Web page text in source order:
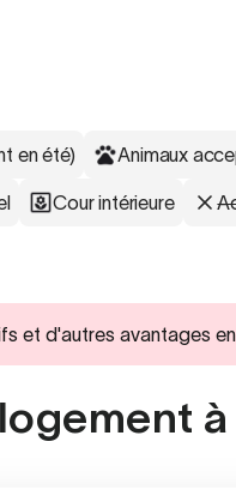
en été) Animaux
Cour intérieure
et d'autres avantages